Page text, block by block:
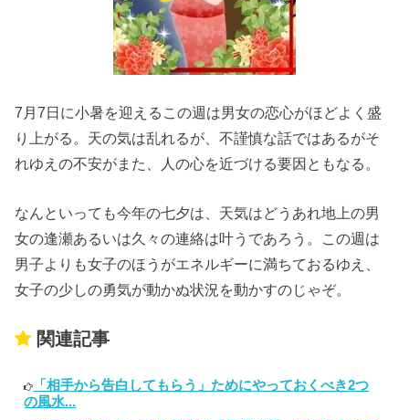
7月7日に小暑を迎えるこの週は男女の恋心がほどよく盛
り上がる。天の気は乱れるが、不謹慎な話ではあるがそ
れゆえの不安がまた、人の心を近づける要因ともなる。
なんといっても今年の七夕は、天気はどうあれ地上の男
女の逢瀬あるいは久々の連絡は叶うであろう。この週は
男子よりも女子のほうがエネルギーに満ちておるゆえ、
女子の少しの勇気が動かぬ状況を動かすのじゃぞ。
関連記事
「相手から告白してもらう」ためにやっておくべき2つ
の風水...